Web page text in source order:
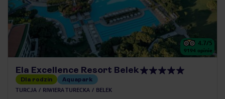
4.7/5
9194 opinie
Ela Excellence Resort Belek
Dla rodzin Aquapark
TURCJA RIWIERA TURECKA BELEK